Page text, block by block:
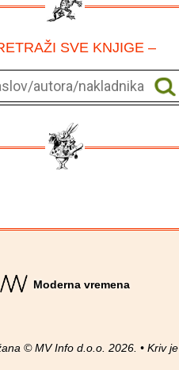
SVE KNJIGE –
Moderna vremena
© MV Info d.o.o. 2026. • Kriv je